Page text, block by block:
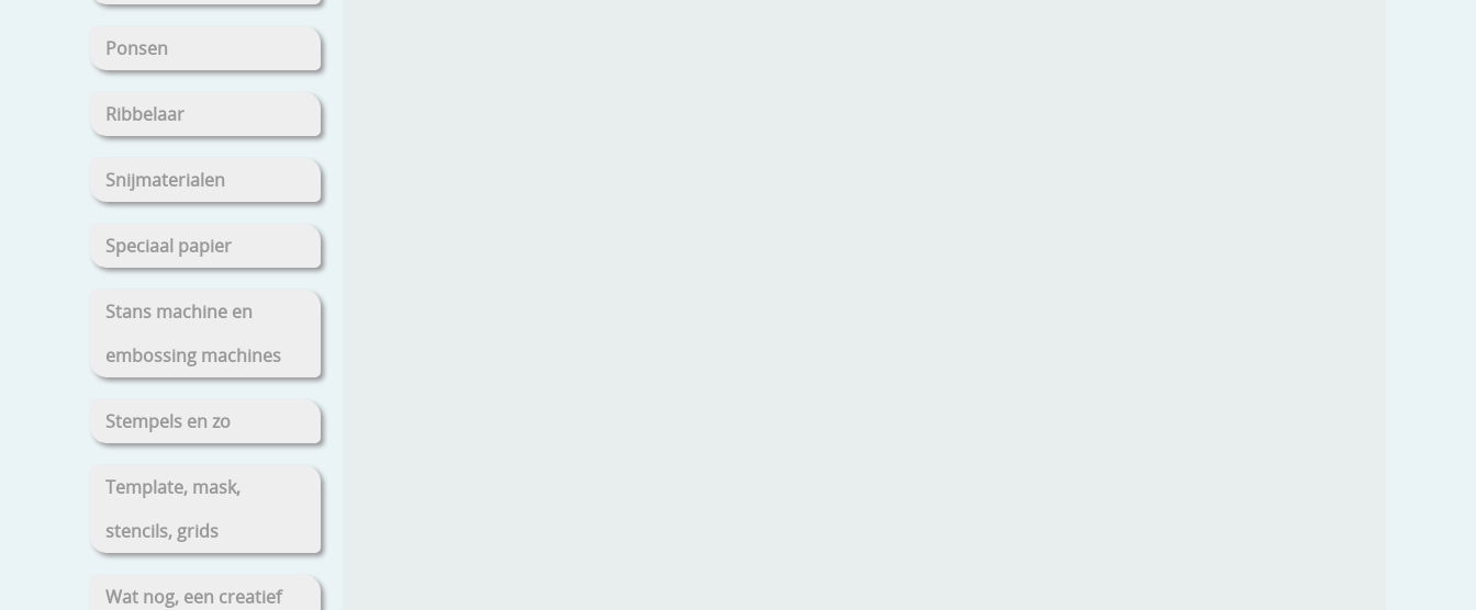
Ponsen
Ribbelaar
Snijmaterialen
Speciaal papier
Stans machine en
embossing machines
Stempels en zo
Template, mask,
stencils, grids
Wat nog, een creatief